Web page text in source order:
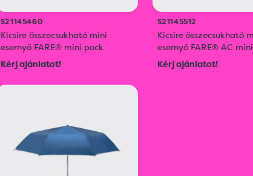
S21145460
Kicsire összecsukható mini
esernyő FARE® mini pock
Kérj ajánlatot!
S21145512
Kicsire összecsukható
esernyő FARE® AC
Kérj ajánlatot!